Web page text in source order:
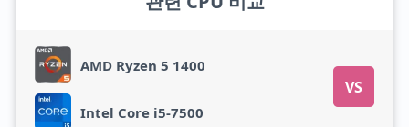
AMD Ryzen 5 1400
VS
Intel Core i5-7500